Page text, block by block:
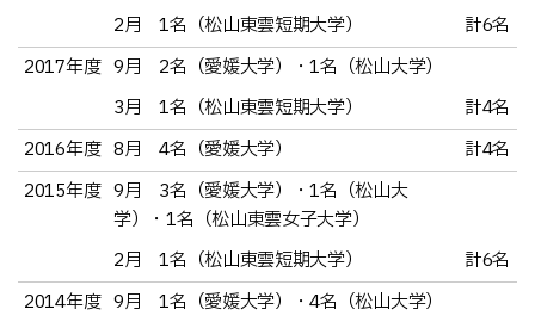
2月 1名（松山東雲短期大学）
計6名
2017年度 9月 2名（愛媛大学）・1名（松山大学）
3月 1名（松山東雲短期大学）
計4名
2016年度 8月 4名（愛媛大学）
計4名
2015年度 9月 3名（愛媛大学）・1名（松山大
学）・1名（松山東雲女子大学）
2月 1名（松山東雲短期大学）
計6名
2014年度 9月 1名（愛媛大学）・4名（松山大学）